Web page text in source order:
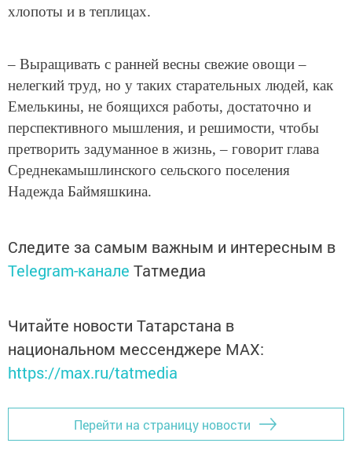
хлопоты и в теплицах.
– Выращивать с ранней весны свежие овощи –
нелегкий труд, но у таких старательных людей, как
Емелькины, не боящихся работы, достаточно и
перспективного мышления, и решимости, чтобы
претворить задуманное в жизнь, – говорит глава
Среднекамышлинского сельского поселения
Надежда Баймяшкина.
Следите за самым важным и интересным в
Telegram-канале Татмедиа
Читайте новости Татарстана в
национальном мессенджере MАХ:
https://max.ru/tatmedia
Перейти на страницу новости